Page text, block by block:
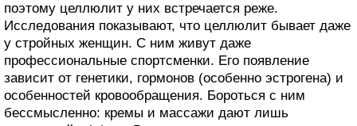
поэтому целлюлит у них встречается реже.
Исследования показывают, что целлюлит бывает даже
у стройных женщин. С ним живут даже
профессиональные спортсменки. Его появление
зависит от генетики, гормонов (особенно эстрогена) и
особенностей кровообращения. Бороться с ним
бессмысленно: кремы и массажи дают лишь